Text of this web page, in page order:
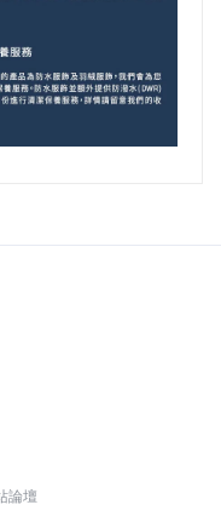
論壇